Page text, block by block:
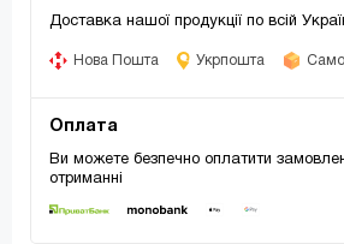
Доставка нашої продукції по всій
Нова Пошта Укрпошта
Оплата
Ви можете безпечно оплатити
отриманні